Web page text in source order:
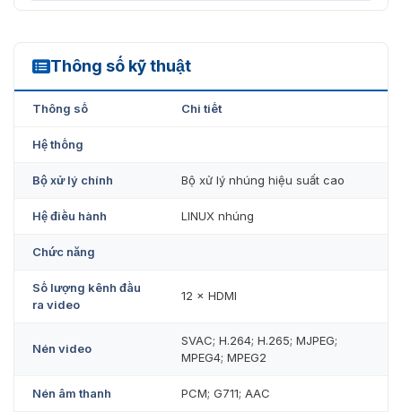
Thông số kỹ thuật
NVD1205DU-4I-8K
Thông số Chi tiết
Hệ thống
Bộ xử lý chính Bộ xử lý nhúng hiệu suất cao
Hệ điều hành LINUX nhúng
Chức năng
Số lượng kênh đầu
ra video
12 × HDMI
Nén video
SVAC; H.264; H.265; MJPEG;
MPEG4; MPEG2
Nén âm thanh PCM; G711; AAC